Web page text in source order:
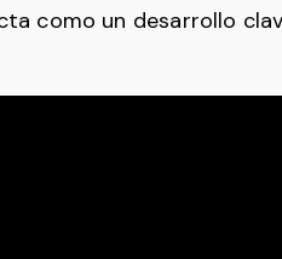
como un desarrollo